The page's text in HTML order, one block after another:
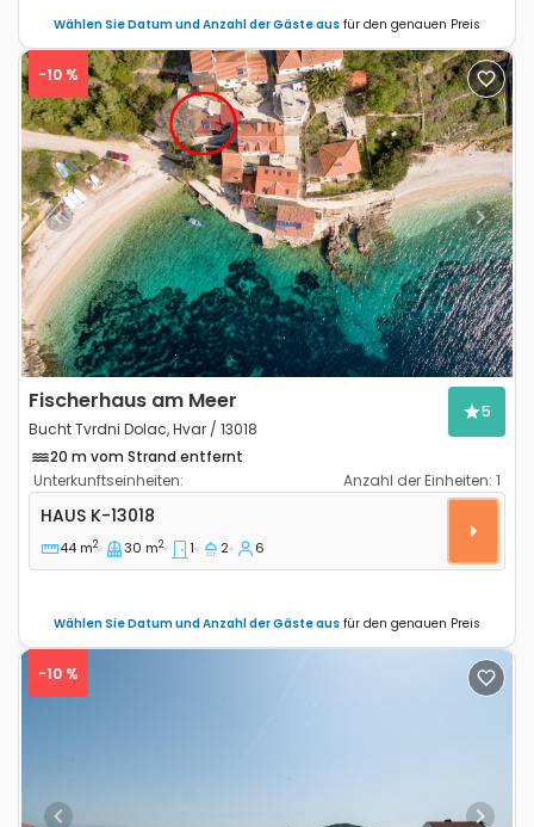
Wählen Sie Datum und Anzahl der Gäste aus für den genauen Preis
Previous Next
-10 %
Fischerhaus am Meer
Bucht Tvrdni Dolac, Hvar / 13018
5
20 m vom Strand entfernt
Unterkunftseinheiten:
Anzahl der Einheiten: 1
1-Zimmer-Haus Bucht Tvrdni Dolac, Hvar K-13018
HAUS K-13018
44 m2 30 m2 1 2 6
Wählen Sie Datum und Anzahl der Gäste aus für den genauen Preis
-10 %